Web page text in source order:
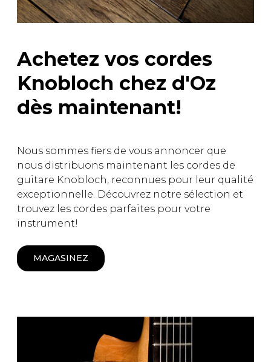
Achetez vos cordes
Knobloch chez d'Oz
dès maintenant!
Nous sommes fiers de vous annoncer que
nous distribuons maintenant les cordes de
guitare Knobloch, reconnues pour leur qualité
exceptionnelle. Découvrez notre sélection et
trouvez les cordes parfaites pour votre
instrument!
MAGASINEZ